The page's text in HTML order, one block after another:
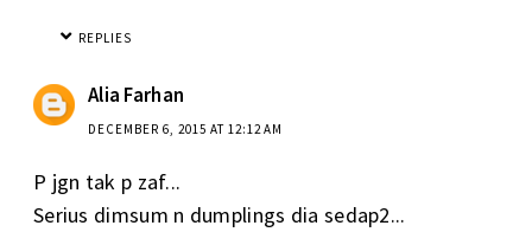
REPLIES
Alia Farhan
DECEMBER 6, 2015 AT 12:12 AM
P jgn tak p zaf...
Serius dimsum n dumplings dia sedap2...